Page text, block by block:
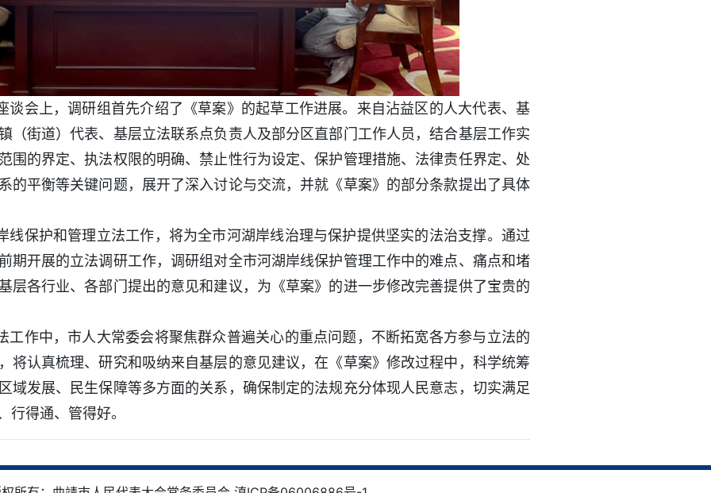
谈会上，调研组首先介绍了《草案》的起草工作进展。来自沾益区的人大代表、基
（街道）代表、基层立法联系点负责人及部分区直部门工作人员，结合基层工作实
围的界定、执法权限的明确、禁止性行为设定、保护管理措施、法律责任界定、处
的平衡等关键问题，展开了深入讨论与交流，并就《草案》的部分条款提出了具体
线保护和管理立法工作，将为全市河湖岸线治理与保护提供坚实的法治支撑。通过
期开展的立法调研工作，调研组对全市河湖岸线保护管理工作中的难点、痛点和堵
层各行业、各部门提出的意见和建议，为《草案》的进一步修改完善提供了宝贵的
工作中，市人大常委会将聚焦群众普遍关心的重点问题，不断拓宽各方参与立法的
将认真梳理、研究和吸纳来自基层的意见建议，在《草案》修改过程中，科学统筹
域发展、民生保障等多方面的关系，确保制定的法规充分体现人民意志，切实满足
行得通、管得好。